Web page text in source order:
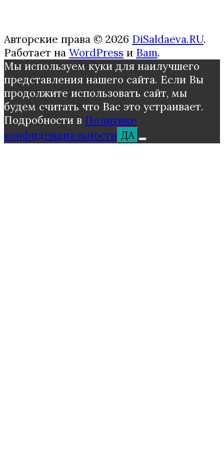
Авторские права © 2026 DiSaldaeva.RU.
Работает на WordPress и Bam.
Мы используем куки для наилучшего
представления нашего сайта. Если Вы
продолжите использовать сайт, мы
будем считать что Вас это устраивает.
Подробности в Политике
конфиденциальности ДА